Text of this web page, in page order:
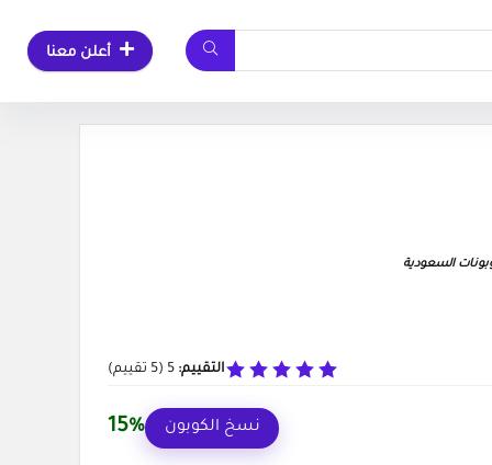
أعلن معنا
السعودية
التقييم: 5
(
5 تقييم)
15% نسخ الكوبون